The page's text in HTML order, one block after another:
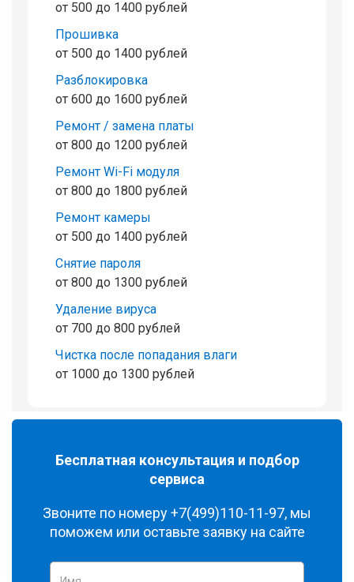
от 500 до 1400 рублей
Прошивка
от 500 до 1400 рублей
Разблокировка
от 600 до 1600 рублей
Ремонт / замена платы
от 800 до 1200 рублей
Ремонт Wi-Fi модуля
от 800 до 1800 рублей
Ремонт камеры
от 500 до 1400 рублей
Снятие пароля
от 800 до 1300 рублей
Удаление вируса
от 700 до 800 рублей
Чистка после попадания влаги
от 1000 до 1300 рублей
Бесплатная консультация и подбор
сервиса
Звоните по номеру+7(499)110-11-97, мы
поможем или оставьте заявку на сайте